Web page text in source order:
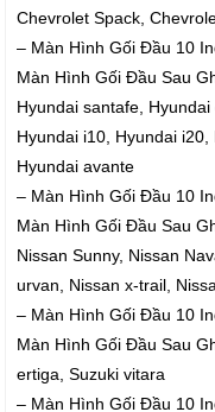
Chevrolet Spack,
– Màn Hình Gối Đầu 10
Màn Hình Gối Đầu Sau
Hyundai santafe,
Hyundai i10, Hyundai
Hyundai avante
– Màn Hình Gối Đầu 10
Màn Hình Gối Đầu Sau
Nissan Sunny, Nissan
urvan, Nissan x-trail,
– Màn Hình Gối Đầu 10
Màn Hình Gối Đầu Sau
ertiga, Suzuki vitara
– Màn Hình Gối Đầu 10